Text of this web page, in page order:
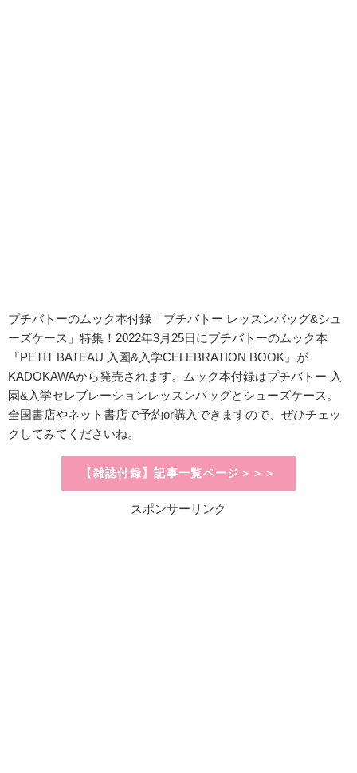
プチバトーのムック本付録「プチバトー レッスンバッグ&シュ
ーズケース」特集！2022年3月25日にプチバトーのムック本
『PETIT BATEAU 入園&入学CELEBRATION BOOK』が
KADOKAWAから発売されます。ムック本付録はプチバトー 入
園&入学セレブレーションレッスンバッグとシューズケース。
全国書店やネット書店で予約or購入できますので、ぜひチェッ
クしてみてくださいね。
【雑誌付録】記事一覧ページ＞＞＞
スポンサーリンク